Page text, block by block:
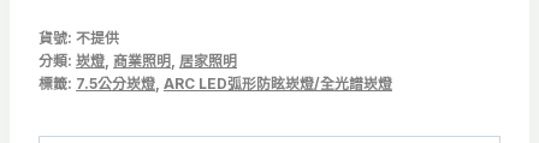
|
LED
貨號: 不提供
分類: 崁燈, 商業照明 , 居家照明
標籤: 7.5公分崁燈, ARC LED弧形防眩崁燈/全光譜崁燈